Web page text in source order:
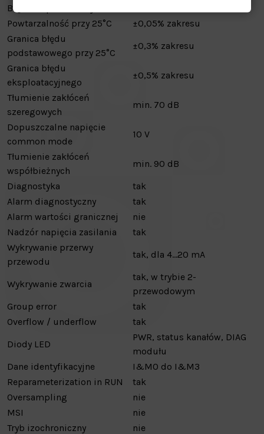
Błąd temperaturowy
Powtarzalność przy 25°C
±0,05% zakresu
Granica błędu
podstawowego przy 25°C
±0,3% zakresu
Granica błędu
eksploatacyjnego
±0,5% zakresu
Tłumienie zakłóceń
szeregowych
min. 70 dB
Dopuszczalne napięcie
common mode
10 V
Tłumienie zakłóceń
współbieżnych
min. 90 dB
Diagnostyka
tak
Alarm diagnostyczny
tak
Alarm wartości granicznej
nie
Nadzór napięcia zasilania
tak
Wykrywanie przerwy
przewodu
tak, dla 4…20 mA
Wykrywanie zwarcia
tak, w trybie 2-
przewodowym
Group error
tak
Overflow / underflow
tak
Diody LED
PWR, status kanałów, DIAG
modułu
Dane identyfikacyjne
I&M0 do I&M3
Reparameterization in RUN
tak
Oversampling
nie
MSI
nie
Tryb izochroniczny
nie